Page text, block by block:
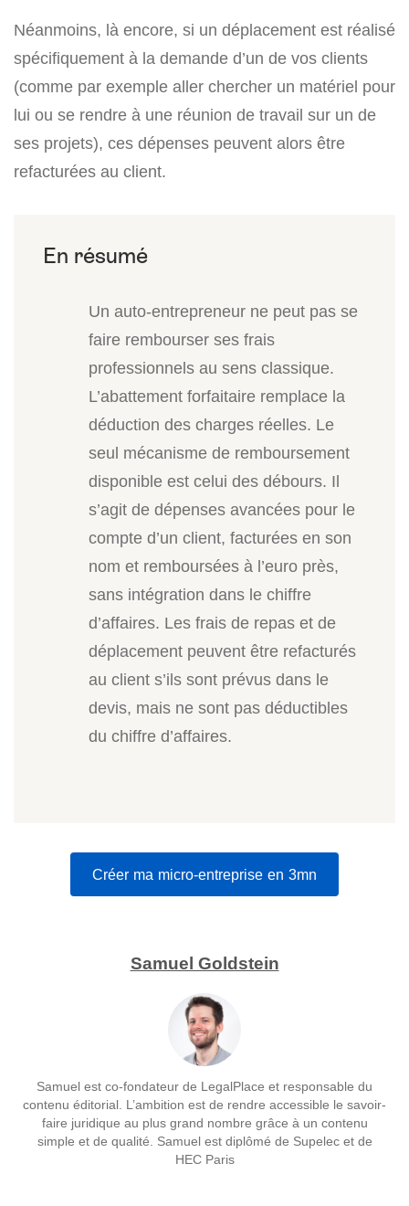
Néanmoins, là encore, si un déplacement est réalisé
spécifiquement à la demande d’un de vos clients
(comme par exemple aller chercher un matériel pour
lui ou se rendre à une réunion de travail sur un de
ses projets), ces dépenses peuvent alors être
refacturées au client.
Un auto-entrepreneur ne peut pas se
faire rembourser ses frais
professionnels au sens classique.
L’abattement forfaitaire remplace la
déduction des charges réelles. Le
seul mécanisme de remboursement
disponible est celui des débours. Il
s’agit de dépenses avancées pour le
compte d’un client, facturées en son
nom et remboursées à l’euro près,
sans intégration dans le chiffre
d’affaires. Les frais de repas et de
déplacement peuvent être refacturés
au client s’ils sont prévus dans le
devis, mais ne sont pas déductibles
du chiffre d’affaires.
Créer ma micro-entreprise en 3mn
Samuel Goldstein
Samuel est co-fondateur de LegalPlace et responsable du
contenu éditorial. L’ambition est de rendre accessible le savoir-
faire juridique au plus grand nombre grâce à un contenu
simple et de qualité. Samuel est diplômé de Supelec et de
HEC Paris